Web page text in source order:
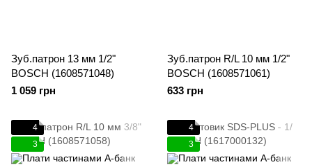
Зуб.патрон 13 мм 1/2"
BOSCH (1608571048)
1 059 грн
Зуб.патрон R/L 10 мм 1/2"
BOSCH (1608571061)
633 грн
4
3
4
3